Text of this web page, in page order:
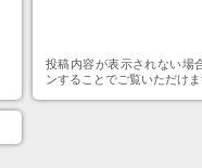
投稿内容が表示されない場
ンすることでご覧いただけ